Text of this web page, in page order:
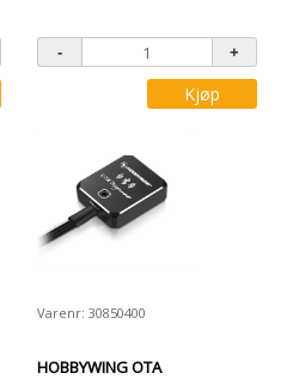
Kjøp
Varenr: 30850400
HOBBYWING OTA